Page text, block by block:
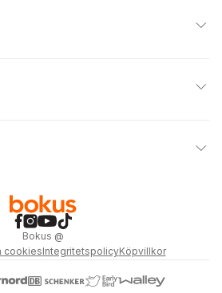
Bokus @
cookiesIntegritetspolicyKöpvillkor